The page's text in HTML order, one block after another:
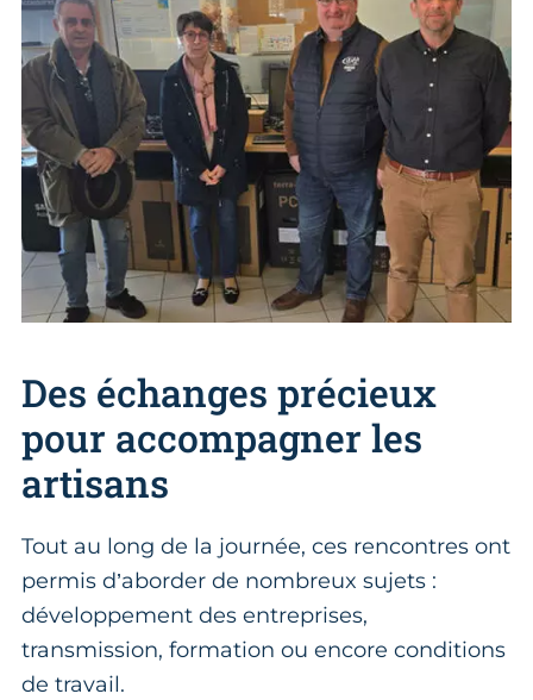
Des échanges précieux
pour accompagner les
artisans
Tout au long de la journée, ces rencontres ont
permis d’aborder de nombreux sujets :
développement des entreprises,
transmission, formation ou encore conditions
de travail.